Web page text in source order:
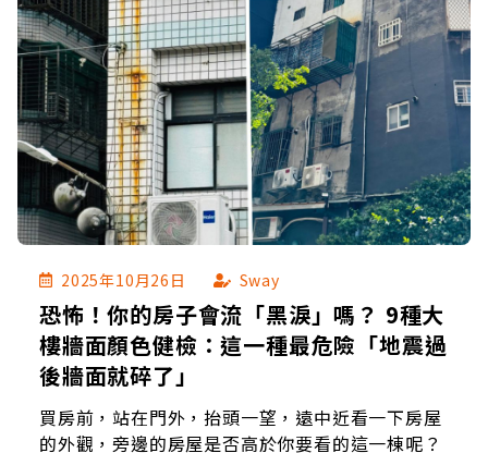
2025年10月26日 Sway
恐怖！你的房子會流「黑淚」嗎？ 9種大
樓牆面顏色健檢：這一種最危險「地震過
後牆面就碎了」
買房前，站在門外，抬頭一望，遠中近看一下房屋
的外觀，旁邊的房屋是否高於你要看的這一棟呢？